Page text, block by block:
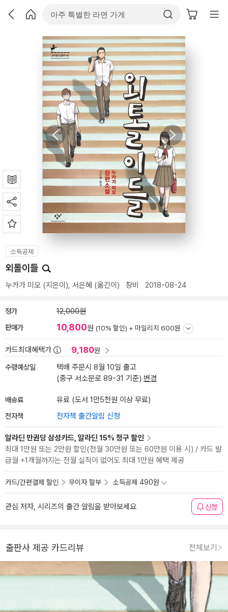
소득공제
외톨이들
누카가 미오 (지은이), 서은혜 (옮긴이) 창비 2018-08-24
정가 12,000원
판매가 10,800원 (10% 할인) + 마일리지 600원
카드최대혜택가 9,180원
수령예상일
택배 주문시 8월 10일 출고
(중구 서소문로 89-31 기준) 변경
배송료 유료 (도서 1만5천원 이상 무료)
전자책 전자책 출간알림 신청
알라딘 만권당 삼성카드, 알라딘 15% 청구 할인
최대 1만원 또는 2만원 할인(전월 30만원 또는 60만원 이용 시) / 카드 발
급월 +1개월까지는 전월 실적이 없어도 최대 1만원 혜택 제공
카드/간편결제 할인 무이자 할부 소득공제 490원
관심 저자, 시리즈의 출간 알림을 받아보세요 신청
출판사 제공 카드리뷰 전체보기